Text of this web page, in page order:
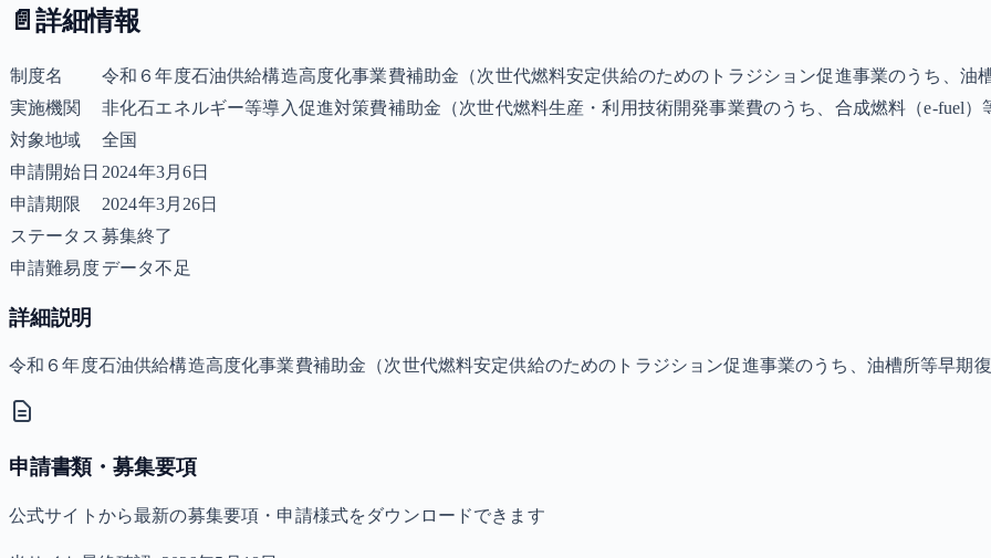
📄 詳細情報
制度名
令和６年度石油供給構造高度化事業費補助金（次世代燃料安定供給のためのトラジション促進事業のうち、油
実施機関
非化石エネルギー等導入促進対策費補助金（次世代燃料生産・利用技術開発事業費のうち、合成燃料（e-fuel）
対象地域
全国
申請開始日 2024年3月6日
申請期限
2024年3月26日
ステータス 募集終了
申請難易度データ不足
詳細説明
令和６年度石油供給構造高度化事業費補助金（次世代燃料安定供給のためのトラジション促進事業のうち、油槽所等早期
申請書類・募集要項
公式サイトから最新の募集要項・申請様式をダウンロードできます